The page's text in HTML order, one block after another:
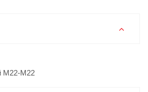
М22-М22